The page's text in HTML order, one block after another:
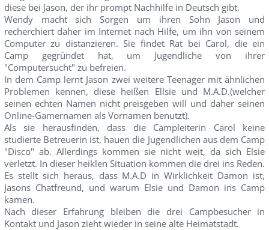
diese bei Jason, der ihr prompt Nachhilfe in Deutsch gibt.
Wendy macht sich Sorgen um ihren Sohn Jason und
recherchiert daher im Internet nach Hilfe, um ihn von seinem
Computer zu distanzieren. Sie findet Rat bei Carol, die ein
Camp gegründet hat, um Jugendliche von ihrer
"Computersucht" zu befreien.
In dem Camp lernt Jason zwei weitere Teenager mit ähnlichen
Problemen kennen, diese heißen Ellsie und M.A.D.(welcher
seinen echten Namen nicht preisgeben will und daher seinen
Online-Gamernamen als Vornamen benutzt).
Als sie herausfinden, dass die Campleiterin Carol keine
studierte Betreuerin ist, hauen die Jugendlichen aus dem Camp
"Disco" ab. Allerdings kommen sie nicht weit, da sich Elsie
verletzt. In dieser heiklen Situation kommen die drei ins Reden.
Es stellt sich heraus, dass M.A.D in Wirklichkeit Damon ist,
Jasons Chatfreund, und warum Elsie und Damon ins Camp
kamen.
Nach dieser Erfahrung bleiben die drei Campbesucher in
Kontakt und Jason zieht wieder in seine alte Heimatstadt.